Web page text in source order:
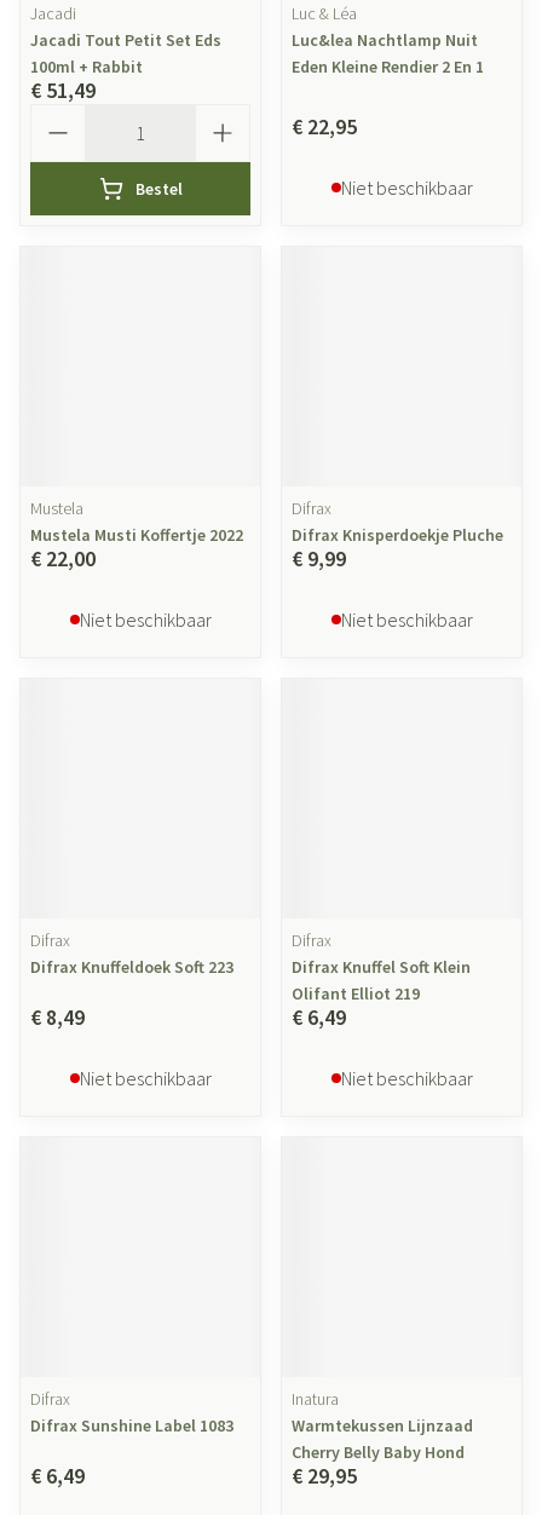
Jacadi
Jacadi Tout Petit Set Eds
100ml + Rabbit
€ 51,49
Bestel
Luc & Léa
Luc&lea Nachtlamp Nuit
Eden Kleine Rendier 2 En 1
€ 22,95
Niet beschikbaar
Mustela
Mustela Musti Koffertje 2022
€ 22,00
Niet beschikbaar
Difrax
Difrax Knisperdoekje Pluche
€ 9,99
Niet beschikbaar
Difrax
Difrax Knuffeldoek Soft 223
€ 8,49
Niet beschikbaar
Difrax
Difrax Knuffel Soft Klein
Olifant Elliot 219
€ 6,49
Niet beschikbaar
Difrax
Difrax Sunshine Label 1083
€ 6,49
Inatura
Warmtekussen Lijnzaad
Cherry Belly Baby Hond
€ 29,95